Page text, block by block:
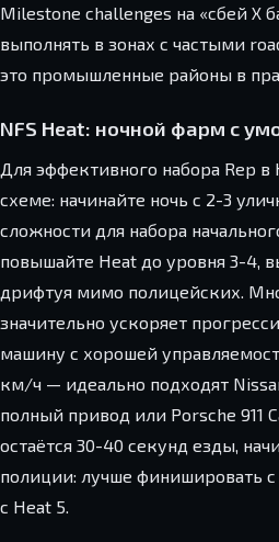
Milestone challenges на «сбей X
выполнять в зонах с частыми
это промышленные районы в
NFS Heat: ночной фарм с
Для эффективного набора Rep в
схеме: начинайте ночь с 2-3
сложности для набора
повышайте Heat до уровня 3-4,
дрифтуя мимо полицейских.
значительно ускоряет
машину с хорошей
км/ч — идеально подходят
полный привод или Porsche 911
остаётся 30-40 секунд езды,
полиции: лучше финишировать с
с Heat 5.